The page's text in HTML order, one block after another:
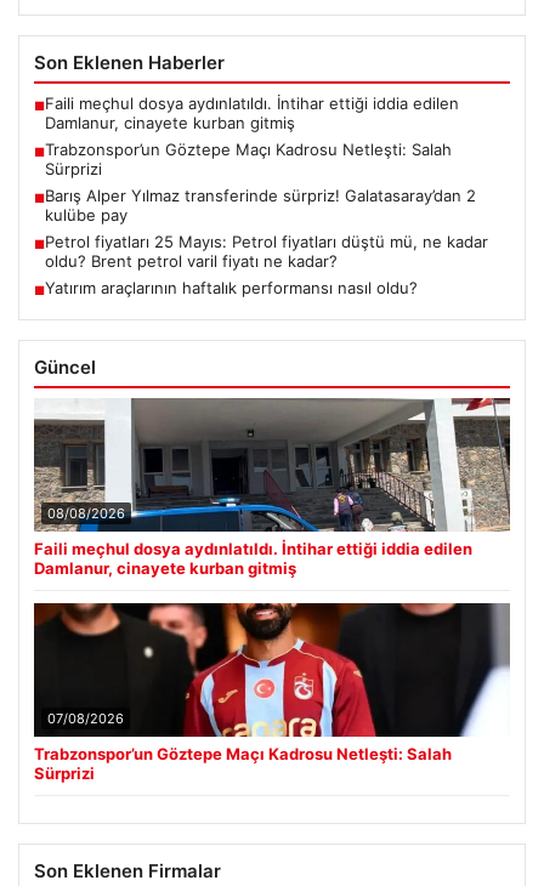
Son Eklenen Haberler
■Faili meçhul dosya aydınlatıldı. İntihar ettiği iddia edilen
Damlanur, cinayete kurban gitmiş
■Trabzonspor’un Göztepe Maçı Kadrosu Netleşti: Salah
Sürprizi
■Barış Alper Yılmaz transferinde sürpriz! Galatasaray’dan 2
kulübe pay
■Petrol fiyatları 25 Mayıs: Petrol fiyatları düştü mü, ne kadar
oldu? Brent petrol varil fiyatı ne kadar?
■Yatırım araçlarının haftalık performansı nasıl oldu?
Güncel
08/08/2026
Faili meçhul dosya aydınlatıldı. İntihar ettiği iddia edilen
Damlanur, cinayete kurban gitmiş
07/08/2026
Trabzonspor’un Göztepe Maçı Kadrosu Netleşti: Salah
Sürprizi
Son Eklenen Firmalar